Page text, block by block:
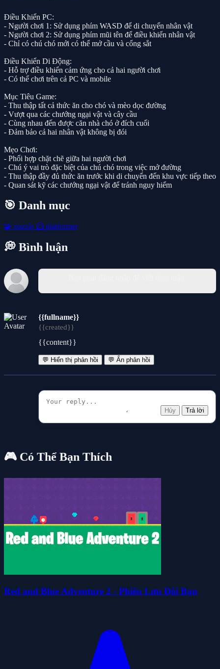
Điều Khiển PC:
- Người chơi 1: Sử dụng phím WASD để di chuyển nhân vật
- Người chơi 2: Sử dụng phím mũi tên để điều khiển nhân vật
- Chỉ có chú chó mới có thể mở cầu và cổng sắt
Điều Khiển Di Động:
- Hỗ trợ điều khiển cảm ứng cho cả hai người chơi
- Có thể chơi trên cả PC và mobile
Mục Tiêu Game:
- Thu thập tất cả thức ăn cho chó và mèo dọc đường
- Vượt qua các chướng ngại vật và cây cầu
- Cùng nhau đến được căn nhà chó ở đích cuối
- Đảm bảo cả hai nhân vật không bị đói
Mẹo Chơi:
- Phối hợp chặt chẽ giữa hai người chơi
- Chú ý vai trò đặc biệt của chú chó trong việc mở đường
- Thu thập đầy đủ thức ăn trước khi di chuyển đến khu vực tiếp theo
- Quan sát kỹ các chướng ngại vật để tránh nguy hiểm
🎯 Danh mục
🧩 puzzle 🦸 platformer
💭 Bình luận
{{fullname}}
{{created}}
{{content}}
💬 Hiển thị phản hồi 💬 Ẩn phản hồi
Hủy Trả lời
🎮 Có Thể Bạn Thích
Red and Blue Adventure 2 - Phiêu Lưu Đôi Bạn